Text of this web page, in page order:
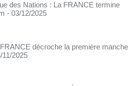
des Nations : La FRANCE termine
- 03/12/2025
décroche la première manche
11/2025